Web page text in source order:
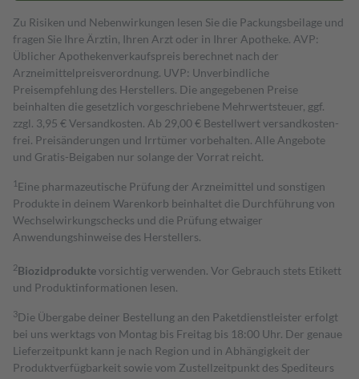
Zu Risiken und Nebenwirkungen lesen Sie die Packungsbeilage und
fragen Sie Ihre Ärztin, Ihren Arzt oder in Ihrer Apotheke. AVP:
Üblicher Apothekenverkaufspreis berechnet nach der
Arzneimittelpreisverordnung. UVP: Unverbindliche
Preisempfehlung des Herstellers. Die angegebenen Preise
beinhalten die gesetzlich vorgeschriebene Mehrwertsteuer, ggf.
zzgl. 3,95 € Versandkosten. Ab 29,00 € Bestell­wert versand­kosten­
frei. Preisänderungen und Irrtümer vorbehalten. Alle Angebote
und Gratis-Beigaben nur solange der Vorrat reicht.
1 Eine pharmazeutische Prüfung der Arzneimittel und sonstigen
Produkte in deinem Warenkorb beinhaltet die Durchführung von
Wechselwirkungschecks und die Prüfung etwaiger
Anwendungshinweise des Herstellers.
2Biozidproduktevorsichtig verwenden. Vor Gebrauch stets Etikett
und Produktinformationen lesen.
3Die Übergabe deiner Bestellung an den Paketdienstleister erfolgt
bei uns werktags von Montag bis Freitag bis 18:00 Uhr. Der genaue
Lieferzeitpunkt kann je nach Region und in Abhängigkeit der
Produktverfügbarkeit sowie vom Zustellzeitpunkt des Spediteurs